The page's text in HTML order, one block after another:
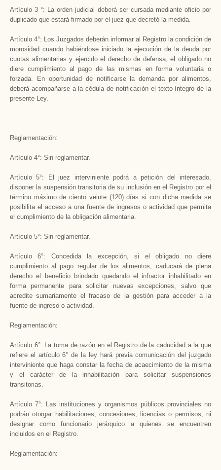
Artículo 3 °: La orden judicial deberá ser cursada mediante oficio por
duplicado que estará firmado por el juez que decretó la medida.
Artículo 4°: Los Juzgados deberán informar al Registro la condición de
morosidad cuando habiéndose iniciado la ejecución de la deuda por
cuotas alimentarias y ejercido el derecho de defensa, el obligado no
diere cumplimiento al pago de las mismas en forma voluntaria o
forzada. En oportunidad de notificarse la demanda por alimentos,
deberá acompañarse a la cédula de notificación el texto íntegro de la
presente Ley.
Reglamentación:
Artículo 4°: Sin reglamentar.
Artículo 5°: El juez interviniente podrá a petición del interesado,
disponer la suspensión transitoria de su inclusión en el Registro por el
término máximo de ciento veinte (120) días si con dicha medida se
posibilita el acceso a una fuente de ingresos o actividad que permita
el cumplimiento de la obligación alimentaria.
Artículo 5°: Sin reglamentar.
Artículo 6°: Concedida la excepción, si el obligado no diere
cumplimiento al pago regular de los alimentos, caducará de plena
derecho el beneficio brindado quedando el infractor inhabilitado en
forma permanente para solicitar nuevas excepciones, salvo que
acredite sumariamente el fracaso de la gestión para acceder a la
fuente de ingreso o actividad.
Reglamentación:
Artículo 6°: La toma de razón en el Registro de la caducidad a la que
refiere el artículo 6° de la ley hará previa comunicación del juzgado
interviniente que haga constar la fecha de acaecimiento de la misma
y el carácter de la inhabilitación para solicitar suspensiones
transitorias.
Artículo 7°: Las instituciones y organismos públicos provinciales no
podrán otorgar habilitaciones, concesiones, licencias o permisos, ni
designar como funcionario jerárquico a quienes se encuentren
incluidos en el Registro.
Reglamentación: